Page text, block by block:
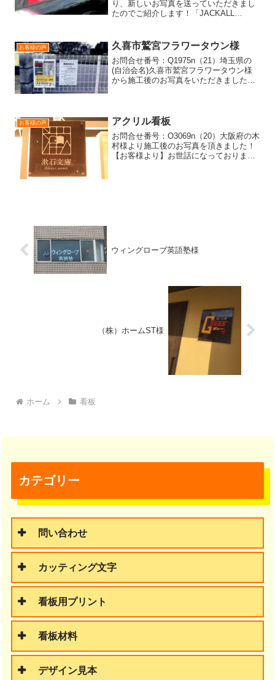
り、新しいお写真を送っていただきまし
たのでご紹介します！「JACKALL
黒文字を重ね貼りしています。赤の三角
形は、お客様の方でご...
お客様の声 久喜市鷲宮フラワータウン様
お問合せ番号：Q1975n（21）埼玉県の
(自治会名)久喜市鷲宮フラワータウン様
から施工後のお写真をいただきましたの
いた皆様のお名...
お客様の声 アクリル看板
お問合せ番号：O3069n（20）大阪府の木
村様より施工後のお写真を頂きました！
【お客様より】お世話になっておりま
ウィングローブ英語塾様
（株）ホームST様
ホーム 看板
カテゴリー
問い合わせ
カッティング文字
看板用プリント
看板材料
デザイン見本